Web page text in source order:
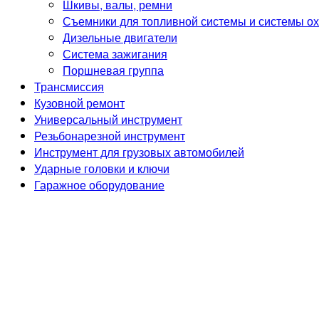
Шкивы, валы, ремни
Съемники для топливной системы и системы
Дизельные двигатели
Система зажигания
Поршневая группа
Трансмиссия
Кузовной ремонт
Универсальный инструмент
Резьбонарезной инструмент
Инструмент для грузовых автомобилей
Ударные головки и ключи
Гаражное оборудование